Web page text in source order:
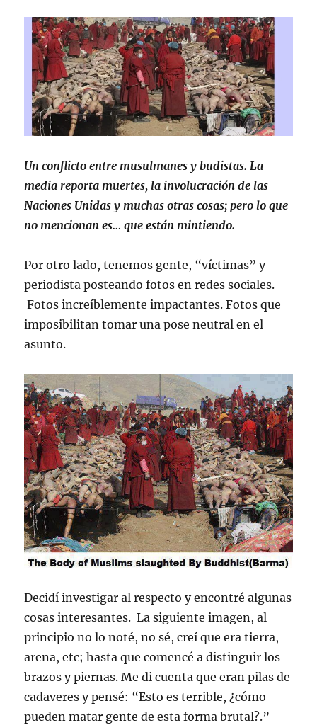
y
Teorías
Un conflicto entre musulmanes y budistas. La
media reporta muertes, la involucración de las
Naciones Unidas y muchas otras cosas; pero lo que
no mencionan es… que están mintiendo.
Por otro lado, tenemos gente, “víctimas” y
periodista posteando fotos en redes sociales.
Fotos increíblemente impactantes. Fotos que
imposibilitan tomar una pose neutral en el
asunto.
Decidí investigar al respecto y encontré algunas
cosas interesantes. La siguiente imagen, al
principio no lo noté, no sé, creí que era tierra,
arena, etc; hasta que comencé a distinguir los
brazos y piernas. Me di cuenta que eran pilas de
cadaveres y pensé: “Esto es terrible, ¿cómo
pueden matar gente de esta forma brutal?.”